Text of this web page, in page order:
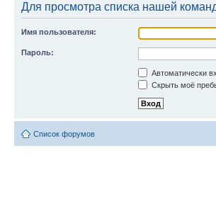
Для просмотра списка нашей
Имя пользователя:
Пароль:
Автоматически
Скрыть моё
Список форумов